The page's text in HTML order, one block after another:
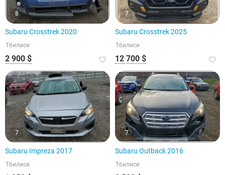
8
Subaru Crosstrek 2020
Тбилиси
2 900 $
7
Subaru Crosstrek 2025
Тбилиси
12 700 $
7
Subaru Impreza 2017
Тбилиси
7
Subaru Outback 2016
Тбилиси